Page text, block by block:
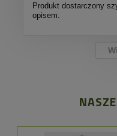
Produkt dostarczony
opisem.